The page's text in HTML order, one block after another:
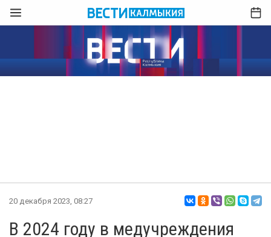
20 декабря 2023, 08:27
В 2024 году в медучреждения